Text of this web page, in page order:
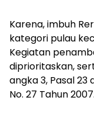
Karena, imbuh
kategori pulau
Kegiatan
diprioritaskan,
angka 3, Pasal 23
No. 27 Tahun 2007.